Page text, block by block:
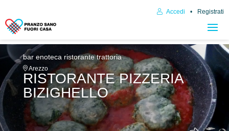
Accedi Registrati
bar enoteca ristorante trattoria
Arezzo
RISTORANTE PIZZERIA
BIZIGHELLO